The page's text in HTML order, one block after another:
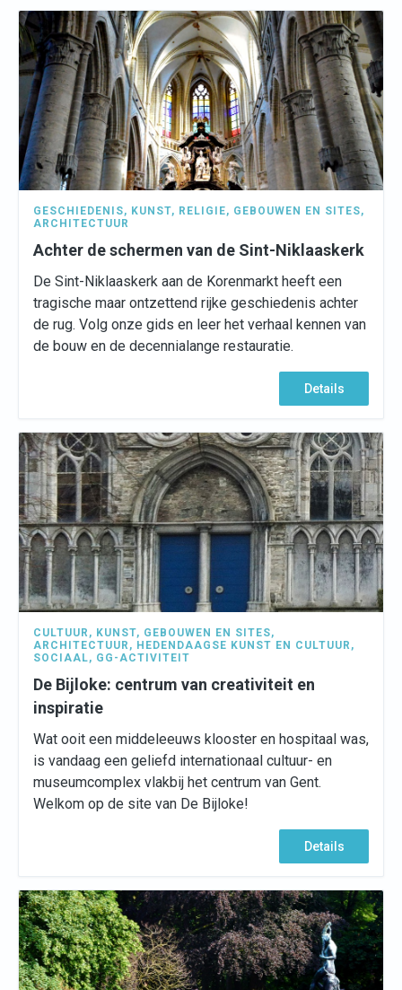
GESCHIEDENIS, KUNST, RELIGIE, GEBOUWEN EN SITES,
ARCHITECTUUR
Achter de schermen van de Sint-Niklaaskerk
De Sint-Niklaaskerk aan de Korenmarkt heeft een
tragische maar ontzettend rijke geschiedenis achter
de rug. Volg onze gids en leer het verhaal kennen van
de bouw en de decennialange restauratie.
Details
CULTUUR , KUNST, GEBOUWEN EN SITES,
ARCHITECTUUR , HEDENDAAGSE KUNST EN CULTUUR ,
SOCIAAL, GG-ACTIVITEIT
De Bijloke: centrum van creativiteit en
inspiratie
Wat ooit een middeleeuws klooster en hospitaal was,
is vandaag een geliefd internationaal cultuur- en
museumcomplex vlakbij het centrum van Gent.
Welkom op de site van De Bijloke!
Details